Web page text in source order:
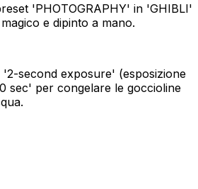
'PHOTOGRAPHY' in 'GHIBLI'
e dipinto a mano.
second exposure' (esposizione
sec' per congelare le goccioline